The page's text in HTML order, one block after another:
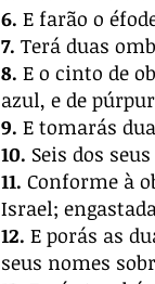
6. E farão o
7. Terá duas
8. E o cinto de
azul, e de
9. E tomarás
10. Seis dos
11. Conforme à
Israel;
12. E porás as
seus nomes